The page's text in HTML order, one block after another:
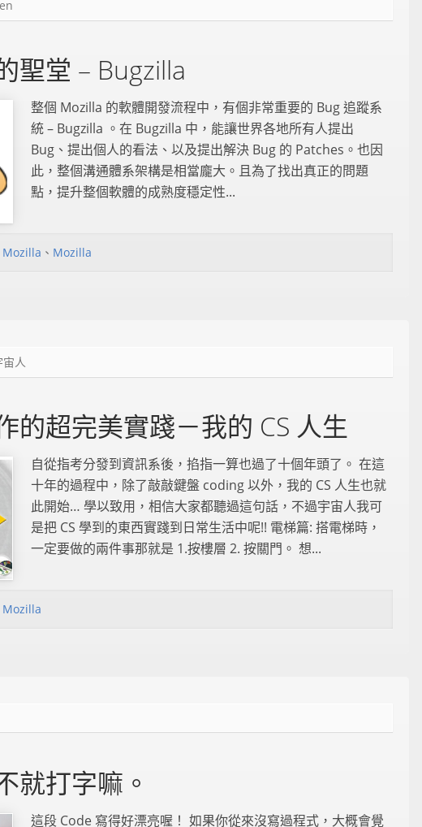
聖堂 – Bugzilla
整個 Mozilla 的軟體開發流程中，有個非常重要的 Bug 追蹤系
統 – Bugzilla 。在 Bugzilla 中，能讓世界各地所有人提出
Bug、提出個人的看法、以及提出解決 Bug 的 Patches。也因
此，整個溝通體系架構是相當龐大。且為了找出真正的問題
點，提升整個軟體的成熟度穩定性...
、 Mozilla
宙人
的超完美實踐－我的 CS 人生
自從指考分發到資訊系後，掐指一算也過了十個年頭了。 在這
十年的過程中，除了敲敲鍵盤 coding 以外，我的 CS 人生也就
此開始… 學以致用，相信大家都聽過這句話，不過宇宙人我可
是把 CS 學到的東西實踐到日常生活中呢!! 電梯篇: 搭電梯時，
一定要做的兩件事那就是 1.按樓層 2. 按關門。 想...
就打字嘛。
這段 Code 寫得好漂亮喔！ 如果你從來沒寫過程式，大概會覺